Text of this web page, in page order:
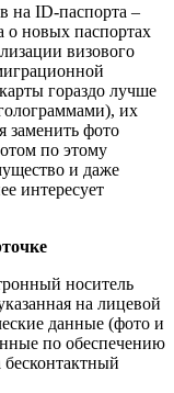
на ID-паспорта –
о новых паспортах
визового
гораздо лучше
их
заменить фото
по этому
и даже
интересует
носитель
на лицевой
данные (фото и
по обеспечению